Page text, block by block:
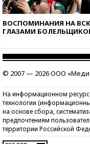
ВОСПОМИНАНИЯ НА
ГЛАЗАМИ
© 2007 — 2026 ООО
На информационном
технологии
на основе сбора,
предпочтениям
территории Российской